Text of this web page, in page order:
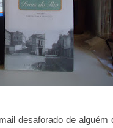
desaforado de alguém